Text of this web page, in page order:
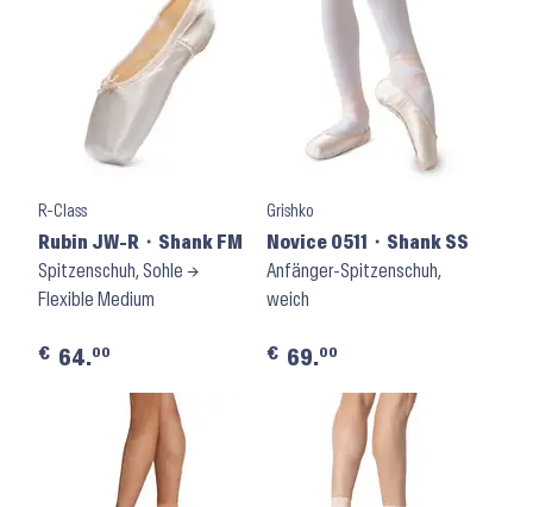
R-Class
Rubin JW-R ⬝ Shank FM
Spitzenschuh, Sohle →
Flexible Medium
€ 64.00
Grishko
Novice 0511 ⬝ Shank SS
Anfänger-Spitzenschuh,
weich
€ 69.00